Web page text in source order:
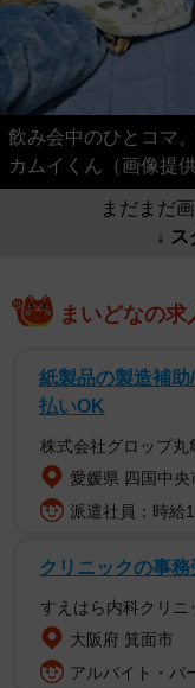
飲み会中のひとコマ
カムイくん（画像提
まだまだ
↓
まいどなの求
紙製品の製造補
払いOK
株式会社グロップ丸
愛媛県 四国中央
派遣社員：時給
クリニックの事務
すえはら内科クリニ
大阪府 箕面市
アルバイト・パ